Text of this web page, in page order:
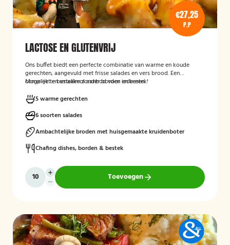
€27,25
P.P
LACTOSE EN GLUTENVRIJ
Ons buffet biedt een perfecte combinatie van warme en koude
gerechten, aangevuld met frisse salades en vers brood. Een
compleet en smaakvol aanbod voor iedereen.
Mogelijk te bestellen zonder borden en bestek!
5 warme gerechten
6 soorten salades
Ambachtelijke broden met huisgemaakte kruidenboter
Chafing dishes, borden & bestek
Toevoegen